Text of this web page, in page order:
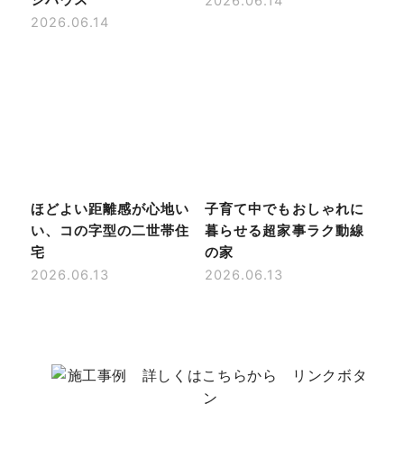
2026.06.14
ほどよい距離感が心地い
い、コの字型の二世帯住
宅
2026.06.13
子育て中でもおしゃれに
暮らせる超家事ラク動線
の家
2026.06.13